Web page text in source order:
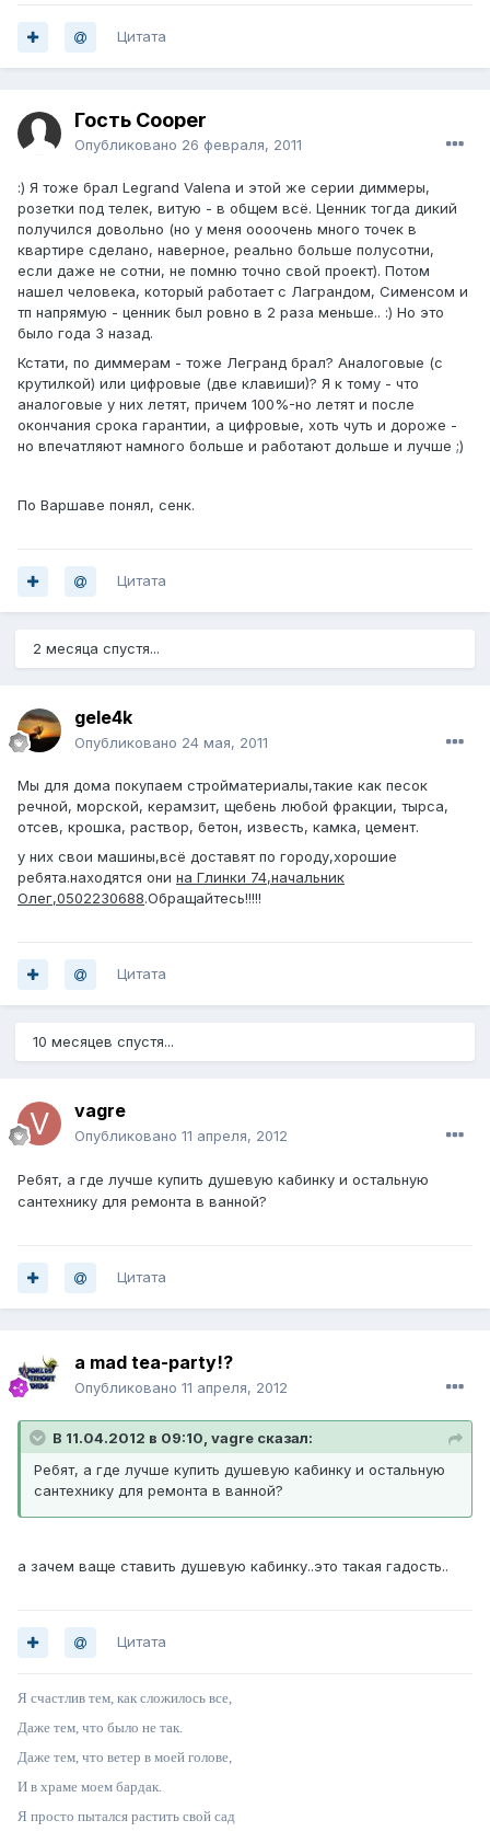
Цитата
Гость Cooper
Опубликовано 26 февраля, 2011
:) Я тоже брал Legrand Valena и этой же серии диммеры,
розетки под телек, витую - в общем всё. Ценник тогда дикий
получился довольно (но у меня оооочень много точек в
квартире сделано, наверное, реально больше полусотни,
если даже не сотни, не помню точно свой проект). Потом
нашел человека, который работает с Лаграндом, Сименсом и
тп напрямую - ценник был ровно в 2 раза меньше.. :) Но это
было года 3 назад.
Кстати, по диммерам - тоже Легранд брал? Аналоговые (с
крутилкой) или цифровые (две клавиши)? Я к тому - что
аналоговые у них летят, причем 100%-но летят и после
окончания срока гарантии, а цифровые, хоть чуть и дороже -
но впечатляют намного больше и работают дольше и лучше ;)
По Варшаве понял, сенк.
Цитата
2 месяца спустя...
gele4k
Опубликовано 24 мая, 2011
Мы для дома покупаем стройматериалы,такие как песок
речной, морской, керамзит, щебень любой фракции, тырса,
отсев, крошка, раствор, бетон, известь, камка, цемент.
у них свои машины,всё доставят по городу,хорошие
ребята.находятся они на Глинки 74,начальник
Олег,0502230688.Обращайтесь!!!!!
Цитата
10 месяцев спустя...
vagre
Опубликовано 11 апреля, 2012
Ребят, а где лучше купить душевую кабинку и остальную
сантехнику для ремонта в ванной?
Цитата
a mad tea-party!?
Опубликовано 11 апреля, 2012
В 11.04.2012 в 09:10, vagre сказал:
Ребят, а где лучше купить душевую кабинку и остальную
сантехнику для ремонта в ванной?
а зачем ваще ставить душевую кабинку..это такая гадость..
Цитата
Я счастлив тем, как сложилось все,
Даже тем, что было не так.
Даже тем, что ветер в моей голове,
И в храме моем бардак.
Я просто пытался растить свой сад